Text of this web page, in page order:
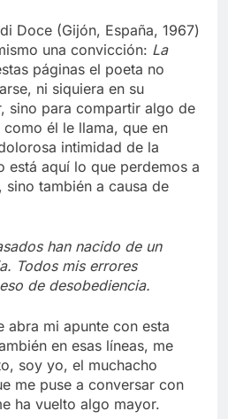
Doce (Gijón, España, 1967)
una convicción: La
páginas el poeta no
ni siquiera en su
sino para compartir algo de
como él le llama, que en
intimidad de la
está aquí lo que perdemos a
también a causa de
han nacido de un
Todos mis errores
de desobediencia.
abra mi apunte con esta
en esas líneas, me
soy yo, el muchacho
me puse a conversar con
ha vuelto algo mayor.